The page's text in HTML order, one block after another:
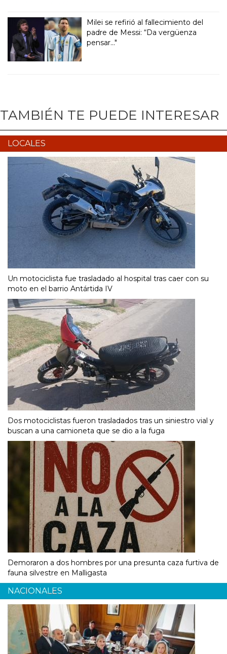
Milei se refirió al fallecimiento del
padre de Messi: “Da vergüenza
pensar..."
TAMBIÉN TE PUEDE INTERESAR
LOCALES
Un motociclista fue trasladado al hospital tras caer con su
moto en el barrio Antártida IV
Dos motociclistas fueron trasladados tras un siniestro vial y
buscan a una camioneta que se dio a la fuga
Demoraron a dos hombres por una presunta caza furtiva de
fauna silvestre en Malligasta
NACIONALES